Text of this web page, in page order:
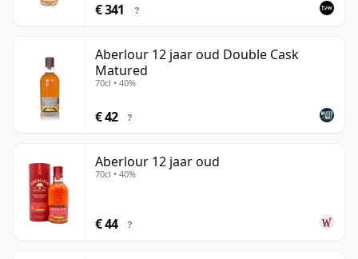
€ 341 ?
Aberlour 12 jaar oud Double Cask
Matured
70cl • 40%
€ 42 ?
Aberlour 12 jaar oud
70cl • 40%
€ 44 ?